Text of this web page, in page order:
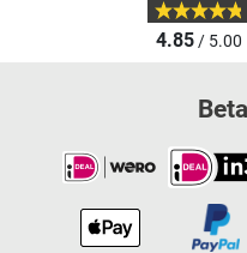
4.85/ 5.00